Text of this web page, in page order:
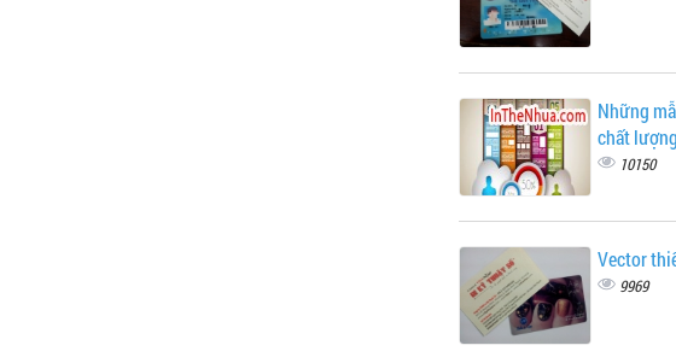
Những
chất lượng
10150
Vector
9969